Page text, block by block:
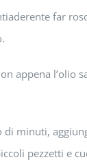
far
appena l’olio
di minuti,
pezzetti e